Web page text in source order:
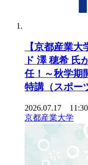
【京都産業
ド 澤 穂希 氏
任！～秋学期
特講（スポー
2026.07.17 11:30
京都産業大学